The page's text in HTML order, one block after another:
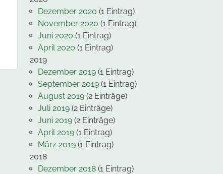
Dezember 2020 (1 Eintrag)
November 2020 (1 Eintrag)
Juni 2020 (1 Eintrag)
April 2020 (1 Eintrag)
2019
Dezember 2019 (1 Eintrag)
September 2019 (1 Eintrag)
August 2019 (2 Einträge)
Juli 2019 (2 Einträge)
Juni 2019 (2 Einträge)
April 2019 (1 Eintrag)
März 2019 (1 Eintrag)
2018
Dezember 2018 (1 Eintrag)